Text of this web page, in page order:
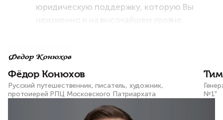
юридическую поддержку, которую Вы
неизменно и на высочайшем уровне
Фёдор Конюхов
Русский путешественник, писатель, художник,
протоиерей РПЦ Московского Патриархата
№1"